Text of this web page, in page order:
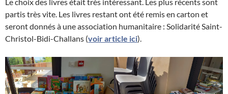
partis très vite. Les livres restant ont été remis en carton et
seront donnés à une association humanitaire : Solidarité Saint-
Christol-Bidi-Challans (voir article ici).